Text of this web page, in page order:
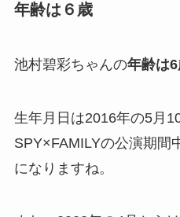
年齢は６歳
池村碧彩ちゃんの年齢は
生年月日は2016年の5月
SPY×FAMILYの公演期間
になりますね。